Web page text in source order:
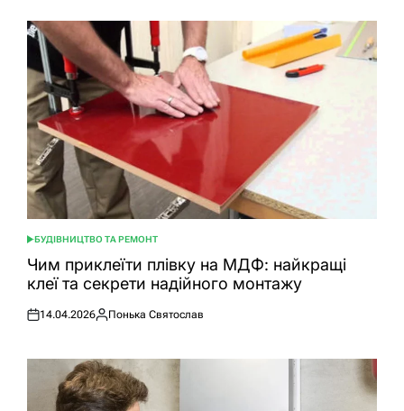
ОПУБЛІКУВАТИ
У
БУДІВНИЦТВО ТА РЕМОНТ
Чим приклеїти плівку на МДФ: найкращі
клеї та секрети надійного монтажу
Оприлюднено
14.04.2026
Опубліковано
Понька Святослав